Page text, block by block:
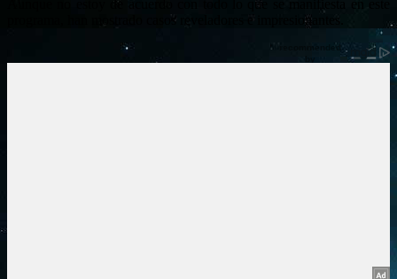
Aunque no estoy de acuerdo con todo lo que se manifiesta en este
programa, han mostrado casos reveladores e impresionantes.